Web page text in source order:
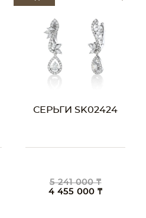
СЕРЬГИ SK02424
5 241 000 ₸
4 455 000 ₸